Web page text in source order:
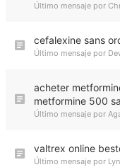
Último mensaje por
cefalexine sans
Último mensaje por
acheter
metformine 500
Último mensaje por
valtrex online
Último mensaje por